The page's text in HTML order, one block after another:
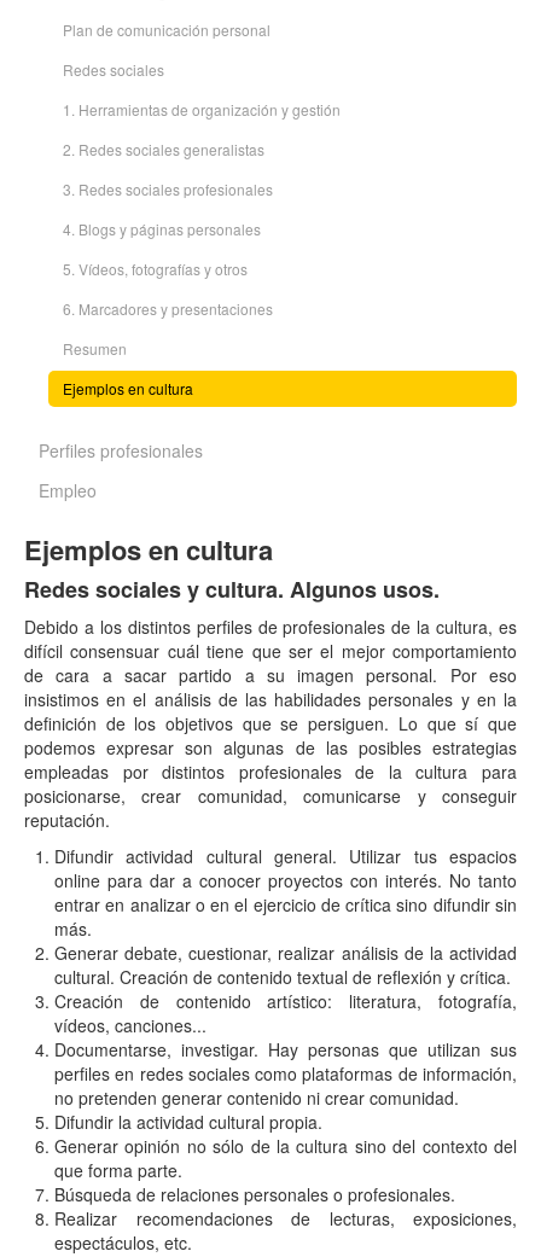
Plan de comunicación personal
Redes sociales
1. Herramientas de organización y gestión
2. Redes sociales generalistas
3. Redes sociales profesionales
4. Blogs y páginas personales
5. Vídeos, fotografías y otros
6. Marcadores y presentaciones
Resumen
Ejemplos en cultura
Perfiles profesionales
Empleo
Ejemplos en cultura
Redes sociales y cultura. Algunos usos.
Debido a los distintos perfiles de profesionales de la cultura, es
difícil consensuar cuál tiene que ser el mejor comportamiento
de cara a sacar partido a su imagen personal. Por eso
insistimos en el análisis de las habilidades personales y en la
definición de los objetivos que se persiguen. Lo que sí que
podemos expresar son algunas de las posibles estrategias
empleadas por distintos profesionales de la cultura para
posicionarse, crear comunidad, comunicarse y conseguir
reputación.
Difundir actividad cultural general. Utilizar tus espacios
online para dar a conocer proyectos con interés. No tanto
entrar en analizar o en el ejercicio de crítica sino difundir sin
más.
Generar debate, cuestionar, realizar análisis de la actividad
cultural. Creación de contenido textual de reflexión y crítica.
Creación de contenido artístico: literatura, fotografía,
vídeos, canciones...
Documentarse, investigar. Hay personas que utilizan sus
perfiles en redes sociales como plataformas de información,
no pretenden generar contenido ni crear comunidad.
Difundir la actividad cultural propia.
Generar opinión no sólo de la cultura sino del contexto del
que forma parte.
Búsqueda de relaciones personales o profesionales.
Realizar recomendaciones de lecturas, exposiciones,
espectáculos, etc.